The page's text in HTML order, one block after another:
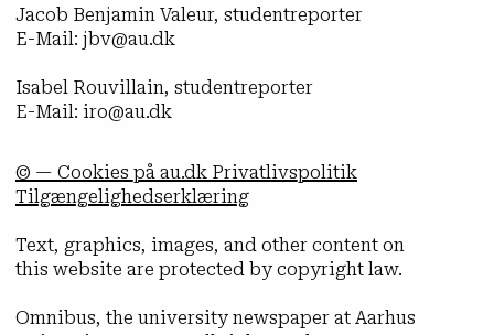
Jacob Benjamin Valeur, studentreporter
E-Mail: jbv@au.dk
Isabel Rouvillain, studentreporter
E-Mail: iro@au.dk
© — Cookies på au.dk Privatlivspolitik
Tilgængelighedserklæring
Text, graphics, images, and other content on
this website are protected by copyright law.
Omnibus, the university newspaper at Aarhus